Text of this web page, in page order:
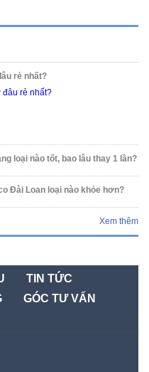
rẻ nhất?
loại nào tốt, bao lâu thay 1 lần?
Đài Loan loại nào khỏe hơn?
Xem thêm
TIN TỨC
GÓC TƯ VẤN